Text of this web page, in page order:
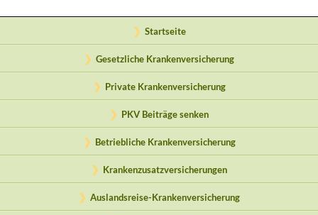
Startseite
Gesetzliche Krankenversicherung
Private Krankenversicherung
PKV Beiträge senken
Betriebliche Krankenversicherung
Krankenzusatzversicherungen
Auslandsreise-Krankenversicherung